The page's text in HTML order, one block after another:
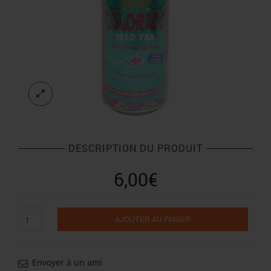
DESCRIPTION DU PRODUIT
6,00€
de
tea
AJOUTER AU PANIER
Envoyer à un ami